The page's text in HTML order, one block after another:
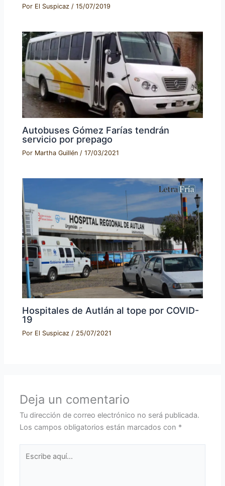
Por El Suspicaz/15/07/2019
Autobuses Gómez Farías tendrán
servicio por prepago
Por Martha Guillén/17/03/2021
Hospitales de Autlán al tope por COVID-
19
Por El Suspicaz / 25/07/2021
Deja un comentario
Tu dirección de correo electrónico no será publicada.
Los campos obligatorios están marcados con *
aquí...